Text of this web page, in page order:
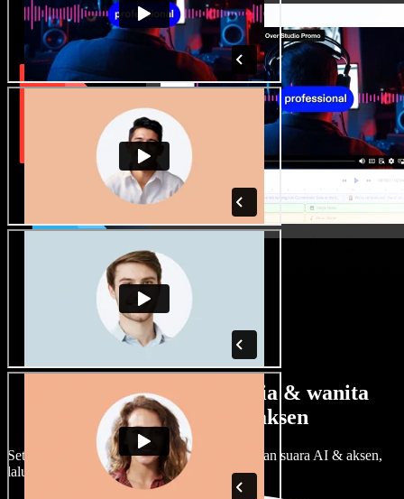
Banyak pilihan suara pria & wanita
dengan berbagai aksen
Setiap proyek bisa terdengar beda. Pilih ratusan suara AI & aksen,
lalu sesuaikan sesuka Anda.